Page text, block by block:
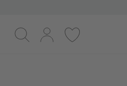
Suche Log-in Merkliste